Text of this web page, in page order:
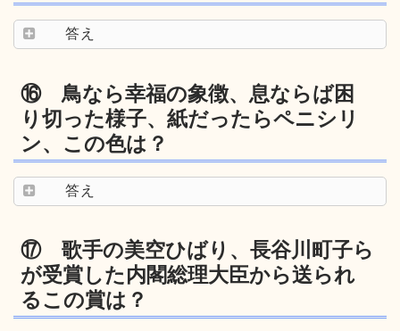
答え
⑯ 鳥なら幸福の象徴、息ならば困
り切った様子、紙だったらペニシリ
ン、この色は？
答え
⑰ 歌手の美空ひばり、長谷川町子ら
が受賞した内閣総理大臣から送られ
るこの賞は？